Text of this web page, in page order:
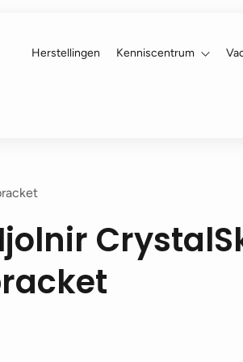
Herstellingen Kenniscentrum